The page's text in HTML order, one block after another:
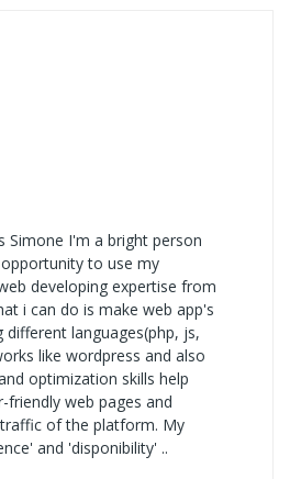
Simone I'm a bright person
to use my
developing expertise from
i can do is make web app's
different languages(php, js,
like wordpress and also
optimization skills help
friendly web pages and
of the platform. My
and 'disponibility' ..